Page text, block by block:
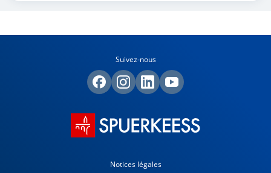
Suivez-nous
Notices légales